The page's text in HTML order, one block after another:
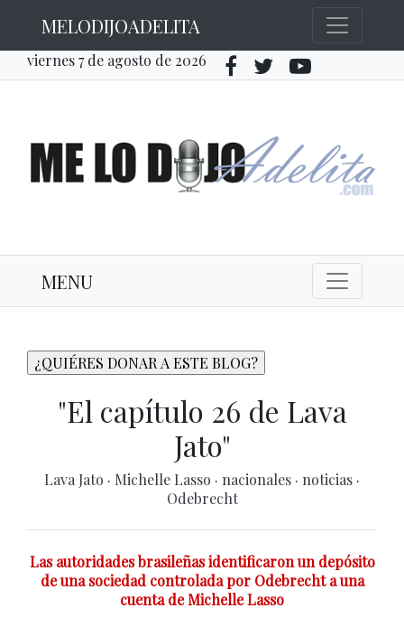
MELODIJOADELITA
viernes 7 de agosto de 2026
MENU
"El capítulo 26 de Lava
Jato"
Lava Jato · Michelle Lasso · nacionales · noticias ·
Odebrecht
Las autoridades brasileñas identificaron un depósito
de una sociedad controlada por Odebrecht a una
cuenta de Michelle Lasso